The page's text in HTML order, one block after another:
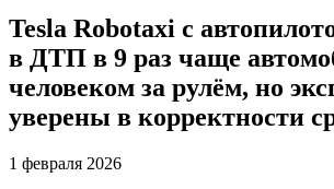
Tesla Robotaxi с
в ДТП в 9 раз чаще
человеком за рулём, но
уверены в корректности
1 февраля 2026